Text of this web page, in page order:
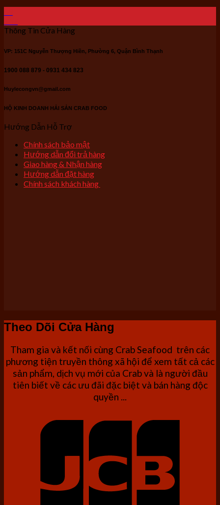
Thông Tin Cửa Hàng
VP: 151C Nguyễn Thượng Hiền, Phường 6, Quận Bình Thạnh
1900 088 879 - 0931 434 823
Huylecongvn@gmail.com
HỘ KINH DOANH HẢI SẢN CRAB FOOD
Hướng Dẫn Hỗ Trợ
Chính sách bảo mật
Hướng dẫn đổi trả hàng
Giao hàng & Nhận hàng
Hướng dẫn đặt hàng
Chính sách khách hàng
Theo Dõi Cửa Hàng
Tham gia và kết nối cùng Crab Seafood trên các
phương tiện truyền thông xã hội để xem tất cả các
sản phẩm, dịch vụ mới của Crab và là người đầu
tiên biết về các ưu đãi đặc biệt và bán hàng độc
quyền ...